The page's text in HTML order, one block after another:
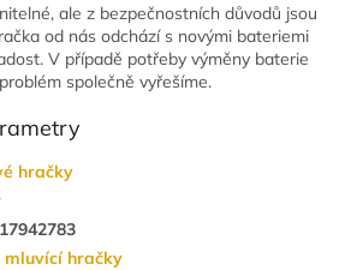
ale z bezpečnostních důvodů jsou
od nás odchází s novými bateriemi
V případě potřeby výměny baterie
společně vyřešíme.
hračky
mluvící hračky